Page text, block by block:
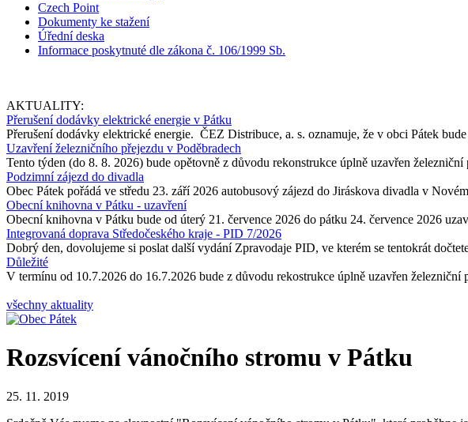
Czech Point
Dokumenty ke stažení
Úřední deska
Informace poskytnuté dle zákona č. 106/1999 Sb.
AKTUALITY:
Přerušení dodávky elektrické energie v Pátku
Přerušení dodávky elektrické energie. ČEZ Distribuce, a. s. oznamuje, že v obci Pátek
Uzavření železničního přejezdu v Poděbradech
Tento týden (do 8. 8. 2026) bude opětovně z důvodu rekonstrukce úplně uzavřen
Podzimní zájezd do divadla
Obec Pátek pořádá ve středu 23. září 2026 autobusový zájezd do Jiráskova divadla v
Obecní knihovna v Pátku - uzavření
Obecní knihovna v Pátku bude od úterý 21. července 2026 do pátku 24. července 2026
Integrovaná doprava Středočeského kraje - PID 7/2026
Dobrý den, dovolujeme si poslat další vydání Zpravodaje PID, ve kterém se tentokrát
Důležité
V termínu od 10.7.2026 do 16.7.2026 bude z důvodu rekostrukce úplně uzavřen
všechny aktuality
Rozsvícení vánočního stromu v Pátku
25. 11. 2019